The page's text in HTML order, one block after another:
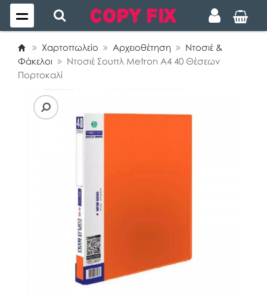
Χαρτοπωλείο Αρχειοθέτηση
Ντοσιέ &
Φάκελοι
Ντοσιέ Σουπλ Metron A4 40 Θέσεων
Πορτοκαλί